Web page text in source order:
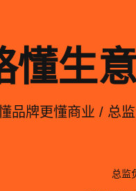
懂生
品牌更懂商业 / 总
总监